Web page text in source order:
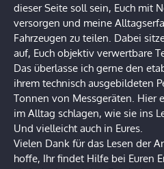
dieser Seite soll sein, Euch mit
versorgen und meine
Fahrzeugen zu teilen. Dabei
auf, Euch objektiv verwertbare
Das überlasse ich gerne den
ihrem technisch ausgebildeten
Tonnen von Messgeräten. Hier
im Alltag schlagen, wie sie ins
Und vielleicht auch in Eures.
Vielen Dank für das Lesen der
hoffe, Ihr findet Hilfe bei Euren